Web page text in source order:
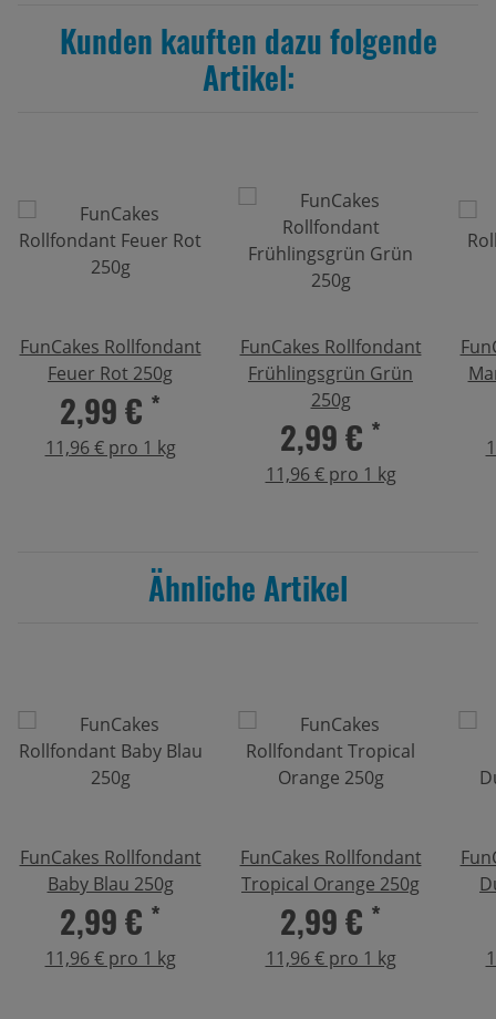
Kunden kauften dazu folgende
Artikel:
FunCakes Rollfondant
Feuer Rot 250g
2,99 € *
11,96 € pro 1 kg
FunCakes Rollfondant
Frühlingsgrün Grün
250g
2,99 € *
11,96 € pro 1 kg
Ähnliche Artikel
FunCakes Rollfondant
Baby Blau 250g
2,99 € *
11,96 € pro 1 kg
FunCakes Rollfondant
Tropical Orange 250g
2,99 € *
11,96 € pro 1 kg